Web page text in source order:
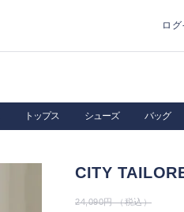
ログ
トップス シューズ バッグ
CITY
24,090円 （税込）